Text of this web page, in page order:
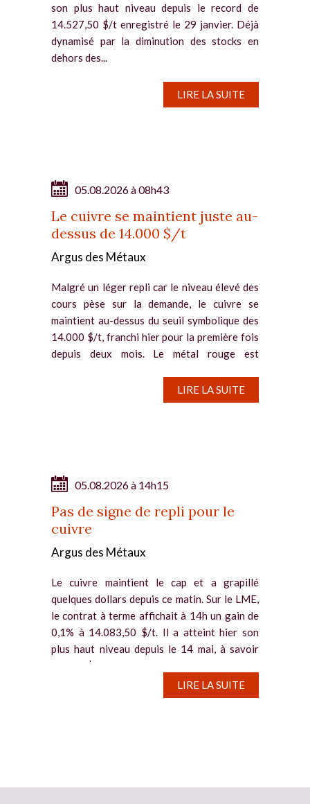
son plus haut niveau depuis le record de
14.527,50 $/t enregistré le 29 janvier. Déjà
dynamisé par la diminution des stocks en
dehors des...
LIRE LA SUITE
05.08.2026 à 08h43
Le cuivre se maintient juste au-
dessus de 14.000 $/t
Argus des Métaux
Malgré un léger repli car le niveau élevé des
cours pèse sur la demande, le cuivre se
maintient au-dessus du seuil symbolique des
14.000 $/t, franchi hier pour la première fois
depuis deux mois. Le métal rouge est
LIRE LA SUITE
05.08.2026 à 14h15
Pas de signe de repli pour le
cuivre
Argus des Métaux
Le cuivre maintient le cap et a grapillé
quelques dollars depuis ce matin. Sur le LME,
le contrat à terme affichait à 14h un gain de
0,1% à 14.083,50 $/t. Il a atteint hier son
plus haut niveau depuis le 14 mai, à savoir
14.117 $/t. Des...
LIRE LA SUITE